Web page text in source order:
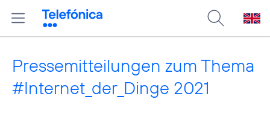
Pressemitteilungen zum Thema
#Internet_der_Dinge 2021